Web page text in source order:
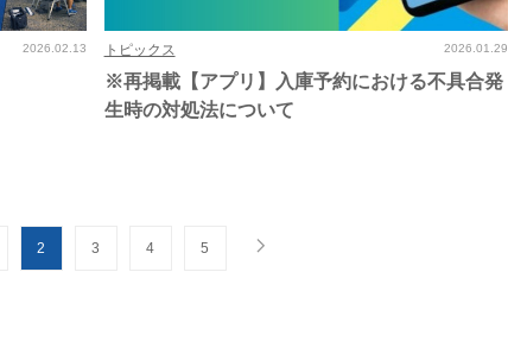
2026.02.13 トピックス 2026.01.29
※再掲載【アプリ】入庫予約における不具合発
生時の対処法について
2 3 4 5